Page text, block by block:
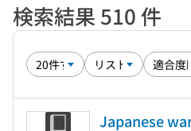
検索結果 510 件
Japanese